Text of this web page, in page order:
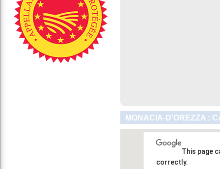
MONACIA-D'OREZZA :
This page
correctly.